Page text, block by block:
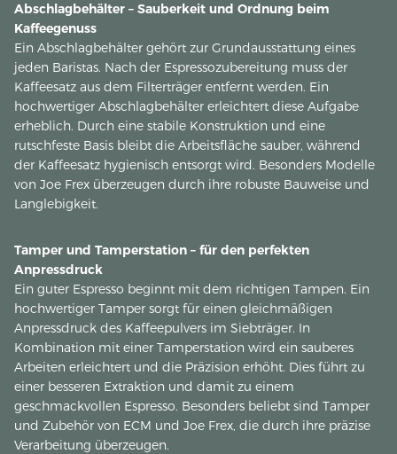
Abschlagbehälter – Sauberkeit und Ordnung beim
Kaffeegenuss
Ein Abschlagbehälter gehört zur Grundausstattung eines
jeden Baristas. Nach der Espressozubereitung muss der
Kaffeesatz aus dem Filterträger entfernt werden. Ein
hochwertiger Abschlagbehälter erleichtert diese Aufgabe
erheblich. Durch eine stabile Konstruktion und eine
rutschfeste Basis bleibt die Arbeitsfläche sauber, während
der Kaffeesatz hygienisch entsorgt wird. Besonders Modelle
von Joe Frex überzeugen durch ihre robuste Bauweise und
Langlebigkeit.
Tamper und Tamperstation – für den perfekten
Anpressdruck
Ein guter Espresso beginnt mit dem richtigen Tampen. Ein
hochwertiger Tamper sorgt für einen gleichmäßigen
Anpressdruck des Kaffeepulvers im Siebträger. In
Kombination mit einer Tamperstation wird ein sauberes
Arbeiten erleichtert und die Präzision erhöht. Dies führt zu
einer besseren Extraktion und damit zu einem
geschmackvollen Espresso. Besonders beliebt sind Tamper
und Zubehör von ECM und Joe Frex, die durch ihre präzise
Verarbeitung überzeugen.